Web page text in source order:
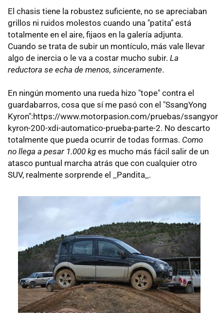
El chasis tiene la robustez suficiente, no se apreciaban
grillos ni ruidos molestos cuando una "patita" está
totalmente en el aire, fijaos en la galería adjunta.
Cuando se trata de subir un montículo, más vale llevar
algo de inercia o le va a costar mucho subir. La
reductora se echa de menos, sinceramente.
En ningún momento una rueda hizo "tope" contra el
guardabarros, cosa que sí me pasó con el "SsangYong
Kyron":https://www.motorpasion.com/pruebas/
kyron-200-xdi-automatico-prueba-parte-2. No descarto
totalmente que pueda ocurrir de todas formas. Como
no llega a pesar 1.000 kg es mucho más fácil salir de un
atasco puntual marcha atrás que con cualquier otro
SUV, realmente sorprende el _Pandita_.